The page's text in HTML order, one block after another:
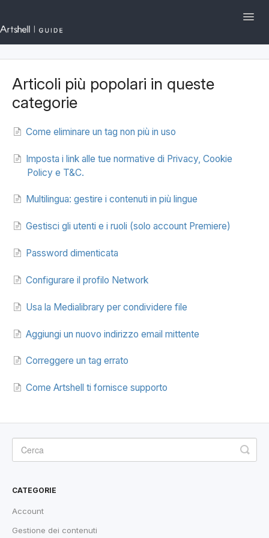
Artshell.eu
I primi passi su Artshell
Articoli più popolari in queste
categorie
Come eliminare un tag non più in uso
Imposta i link alle tue normative di Privacy, Cookie
Policy e T&C.
Multilingua: gestire i contenuti in più lingue
Gestisci gli utenti e i ruoli (solo account Premiere)
Password dimenticata
Configurare il profilo Network
Usa la Medialibrary per condividere file
Aggiungi un nuovo indirizzo email mittente
Correggere un tag errato
Come Artshell ti fornisce supporto
CATEGORIE
Account
Gestione dei contenuti